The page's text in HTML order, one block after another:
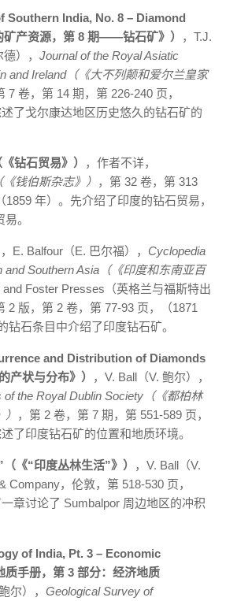
Southern India, No. 8 – Diamond
产资源，第 8 期——钻石矿》）
，T.J.
）， Journal of the Royal Asiatic
and Ireland（《大不列颠和爱尔兰皇家
7 卷，第 14 期，第 226-240 页，
述了戈尔康达地区历史悠久的钻石矿的
钻石贸易》）
，作者不详，
钱伯斯杂志》） ，第 32 卷，第 313
年）。先介绍了印度的钻石贸易，
。
，E. Balfour（E. 巴尔福）， Cyclopedia
and Southern Asia（《印度和东南亚百
and Foster Presses（英格兰与福斯特出
2 版，第 2 卷，第 77-93 页，（1871
钻石条目中介绍了印度钻石矿。
and Distribution of Diamonds
产状与分布》）
，V. Ball（V. 鲍尔），
of the Royal Dublin Society（《都柏林
，第 2 卷，第 7 期，第 551-589 页，
了印度钻石矿的位置和地质环境。
《“印度丛林生活”》）
，V. Ball（V.
Company，伦敦，第 518-530 页，
一章讨论了 Sumbalpor 周边地区的冲积
of India, Pt. 3 – Economic
手册，第 3 部分：经济地质
尔）， Geological Survey of